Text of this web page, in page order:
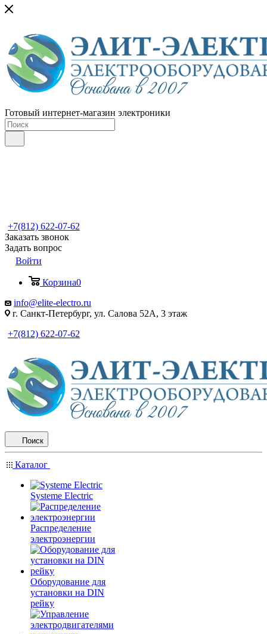
Готовый интернет-магазин электроники
+7(812) 622-07-62
Заказать звонок
Задать вопрос
Войти
Корзина0
info@elite-electro.ru
г. Санкт-Петербург, ул. Салова 52А, 3 этаж
+7(812) 622-07-62
Поиск
Каталог
Systeme Electric
Распределение
электроэнергии
Оборудование для
установки на DIN
рейку